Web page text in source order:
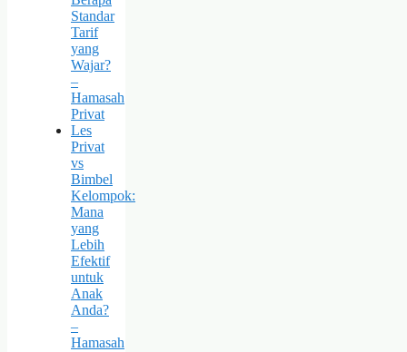
Standar
Tarif
yang
Wajar?
–
Hamasah
Privat
Les
Privat
vs
Bimbel
Kelompok:
Mana
yang
Lebih
Efektif
untuk
Anak
Anda?
–
Hamasah